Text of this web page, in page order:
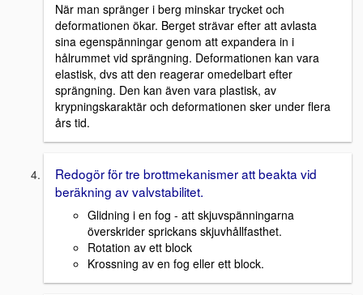
När man spränger i berg minskar trycket och
deformationen ökar. Berget strävar efter att avlasta
sina egenspänningar genom att expandera in i
hålrummet vid sprängning. Deformationen kan vara
elastisk, dvs att den reagerar omedelbart efter
sprängning. Den kan även vara plastisk, av
krypningskaraktär och deformationen sker under flera
års tid.
Redogör för tre brottmekanismer att beakta vid
beräkning av valvstabilitet.
Glidning i en fog - att skjuvspänningarna
överskrider sprickans skjuvhållfasthet.
Rotation av ett block
Krossning av en fog eller ett block.